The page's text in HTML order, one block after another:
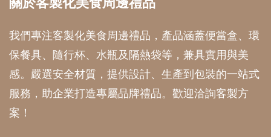
我們專注客製化美食周邊禮品，產品涵蓋便當盒、環
保餐具、隨行杯、水瓶及隔熱袋等，兼具實用與美
感。嚴選安全材質，提供設計、生產到包裝的一站式
服務，助企業打造專屬品牌禮品。歡迎洽詢客製方
案！